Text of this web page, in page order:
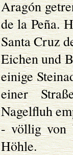
Aragón
de la Peña.
Santa Cruz
Eichen und
einige
einer
Nagelfluh
- völlig von
Höhle.